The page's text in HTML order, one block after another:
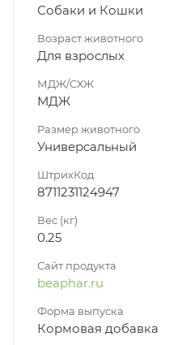
Собаки и Кошки
Возраст животного
Для взрослых
МДЖ/СХЖ
МДЖ
Размер животного
Универсальный
ШтрихКод
8711231124947
Вес (кг)
0.25
Сайт продукта
beaphar.ru
Форма выпуска
Кормовая добавка